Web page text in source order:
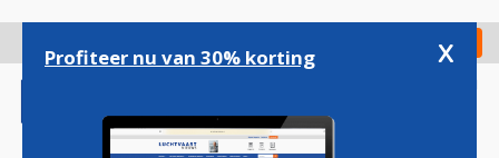
gaan
Check in
Profiteer nu van 30% korting x